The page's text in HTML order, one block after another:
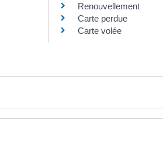
Renouvellement
Carte perdue
Carte volée